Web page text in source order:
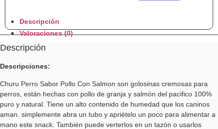
Descripción
Valoraciones (0)
Descripción
Descripciones:
Churu Perro Sabor Pollo Con Salmon son golosinas cremosas para
perros, están hechas con pollo de granja y salmón del pacifico 100%
puro y natural. Tiene un alto contenido de humedad que los caninos
aman. simplemente abra un tubo y apriételo un poco para alimentar a
mano este snack. También puede verterlos en un tazón o usarlos